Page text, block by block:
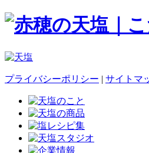
プライバシーポリシー | サイトマ